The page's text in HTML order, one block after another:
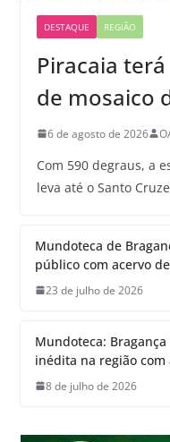
DESTAQUE REGIÃO
Piracaia
de mosaico
6 de agosto de 2026
Com 590 degraus, a
leva até o Santo
Mundoteca de
público com acervo
23 de julho de 2026
Mundoteca:
inédita na região com
8 de julho de 2026